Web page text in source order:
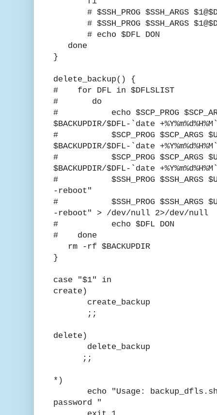
# $SSH_PROG $SSH_ARGS
# $SSH_PROG $SSH_ARGS
# echo $DFL DON
done
}
delete_backup() {
# for DFL in $DFLSLIST
# do
# echo $SCP_PROG
$BACKUPDIR/$DFL-`date
# $SCP_PROG $SCP_ARGS
$BACKUPDIR/$DFL-`date
# $SCP_PROG $SCP_ARGS
$BACKUPDIR/$DFL-`date
# $SSH_PROG $SSH_ARGS
-reboot"
# $SSH_PROG $SSH_ARGS
-reboot" > /dev/null 2>/dev/null
# echo $DFL DON
# done
rm -rf $BACKUPDIR
}
case "$1" in
create)
create_backup
;;
delete)
delete_backup
;;
*)
echo "Usage: backup_dfls.sh
password "